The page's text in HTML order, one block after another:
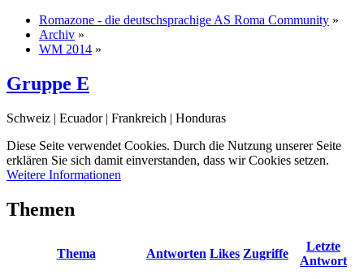
Romazone - die deutschsprachige AS Roma Community »
Archiv »
WM 2014 »
Gruppe E
Schweiz | Ecuador | Frankreich | Honduras
Diese Seite verwendet Cookies. Durch die Nutzung unserer Seite
erklären Sie sich damit einverstanden, dass wir Cookies setzen.
Weitere Informationen
Themen
Thema Antworten Likes Zugriffe
Letzte
Antwort